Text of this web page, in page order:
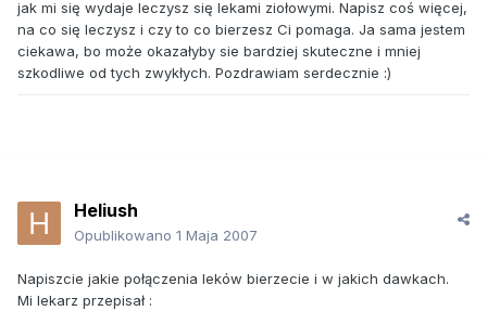
jak mi się wydaje leczysz się lekami ziołowymi. Napisz coś więcej,
na co się leczysz i czy to co bierzesz Ci pomaga. Ja sama jestem
ciekawa, bo może okazałyby sie bardziej skuteczne i mniej
szkodliwe od tych zwykłych. Pozdrawiam serdecznie :)
Heliush
Opublikowano 1 Maja 2007
Napiszcie jakie połączenia leków bierzecie i w jakich dawkach.
Mi lekarz przepisał :